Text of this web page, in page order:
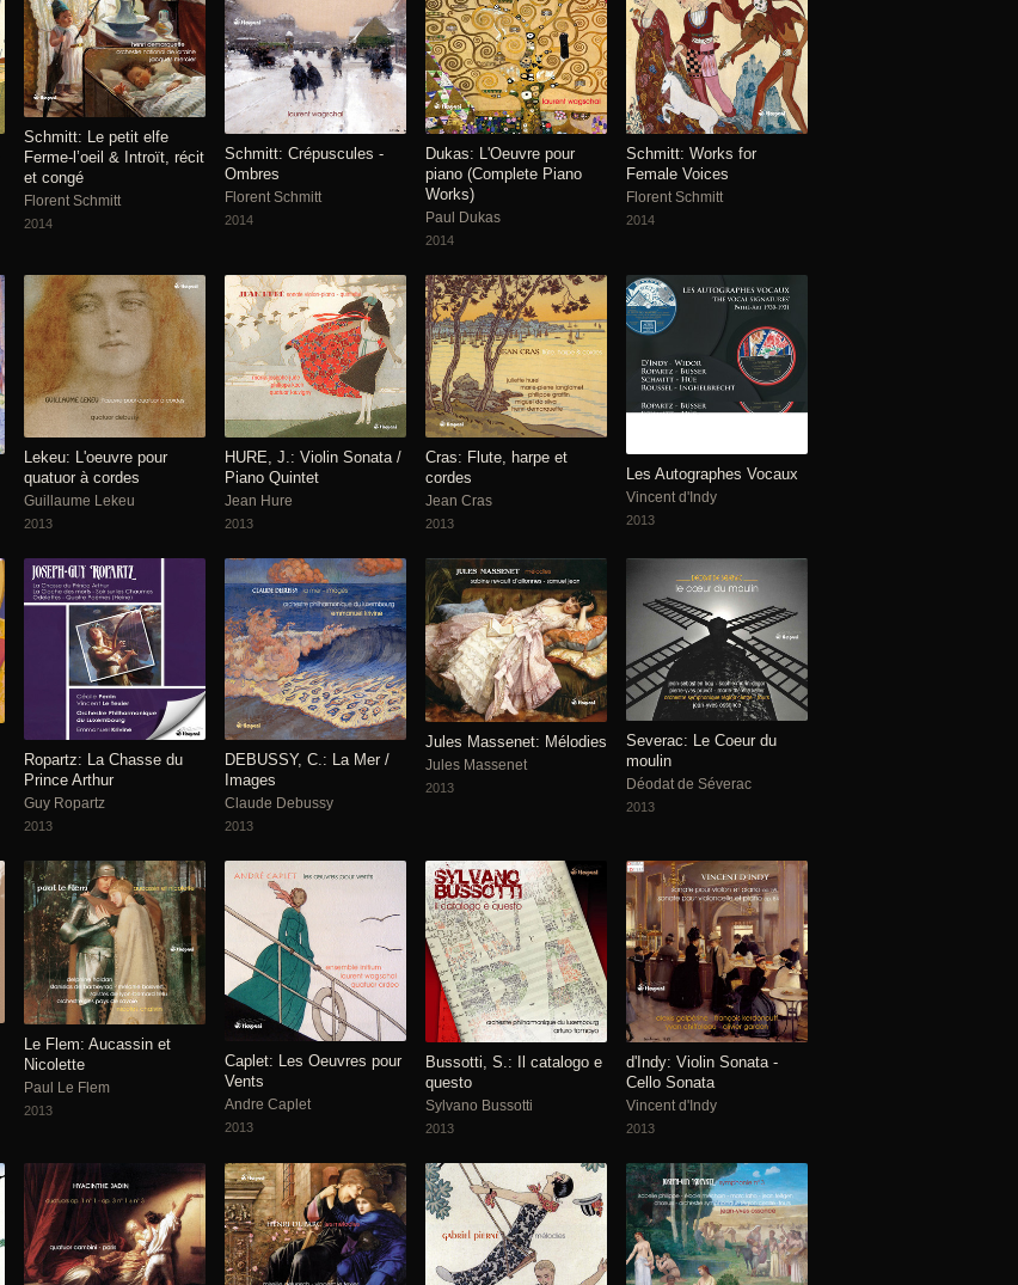
Schmitt: Le petit elfe
Ferme-l’oeil & Introït, récit
et congé
Florent Schmitt
2014
Schmitt: Crépuscules -
Ombres
Florent Schmitt
2014
Dukas: L'Oeuvre pour
piano (Complete Piano
Works)
Paul Dukas
2014
Schmitt: Works for
Female Voices
Florent Schmitt
2014
Lekeu: L'oeuvre pour
quatuor à cordes
Guillaume Lekeu
2013
HURE, J.: Violin Sonata /
Piano Quintet
Jean Hure
2013
Cras: Flute, harpe et
cordes
Jean Cras
2013
Les Autographes Vocaux
Vincent d'Indy
2013
Ropartz: La Chasse du
Prince Arthur
Guy Ropartz
2013
DEBUSSY, C.: La Mer /
Images
Claude Debussy
2013
Jules Massenet: Mélodies
Jules Massenet
2013
Severac: Le Coeur du
moulin
Déodat de Séverac
2013
Le Flem: Aucassin et
Nicolette
Paul Le Flem
2013
Caplet: Les Oeuvres pour
Vents
Andre Caplet
2013
Bussotti, S.: Il catalogo e
questo
Sylvano Bussotti
2013
d'Indy: Violin Sonata -
Cello Sonata
Vincent d'Indy
2013